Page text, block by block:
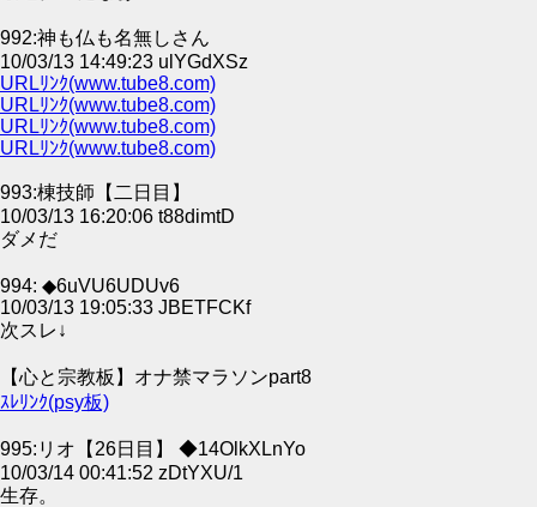
992:神も仏も名無しさん
10/03/13 14:49:23 ulYGdXSz
URLﾘﾝｸ(www.tube8.com)
URLﾘﾝｸ(www.tube8.com)
URLﾘﾝｸ(www.tube8.com)
URLﾘﾝｸ(www.tube8.com)
993:棟技師【二日目】
10/03/13 16:20:06 t88dimtD
ダメだ
994: ◆6uVU6UDUv6
10/03/13 19:05:33 JBETFCKf
次スレ↓
【心と宗教板】オナ禁マラソンpart8
ｽﾚﾘﾝｸ(psy板)
995:リオ【26日目】 ◆14OlkXLnYo
10/03/14 00:41:52 zDtYXU/1
生存。